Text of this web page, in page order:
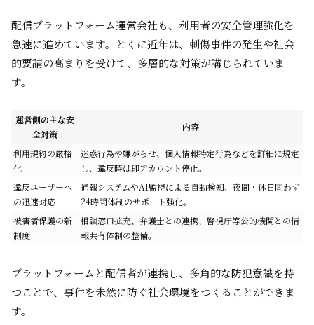
配信プラットフォーム運営会社も、利用者の安全管理強化を
急速に進めています。とくに近年は、刺傷事件の発生や社会
的要請の高まりを受けて、多層的な対策が講じられていま
す。
運営側の主な安
全対策
内容
利用規約の厳格
化
迷惑行為や嫌がらせ、個人情報特定行為などを詳細に規定
し、違反時は即アカウント停止。
違反ユーザーへ
の迅速対応
通報システムやAI監視による自動検知、夜間・休日問わず
24時間体制のサポート強化。
被害者保護の新
制度
相談窓口拡充、弁護士との連携、警視庁等公的機関との情
報共有体制の整備。
プラットフォームと配信者が連携し、多角的な防犯意識を持
つことで、事件を未然に防ぐ社会環境をつくることができま
す。